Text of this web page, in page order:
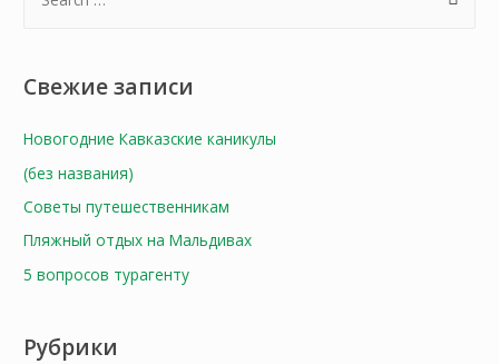
:
Свежие записи
Новогодние Кавказские каникулы
(без названия)
Советы путешественникам
Пляжный отдых на Мальдивах
5 вопросов турагенту
Рубрики